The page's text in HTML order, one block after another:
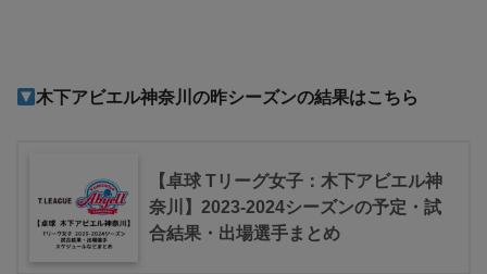
木下アビエル神奈川の昨シーズンの結果はこちら
【卓球 Tリーグ女子：木下アビエル神
奈川】2023-2024シーズンの予定・試
合結果・出場選手まとめ